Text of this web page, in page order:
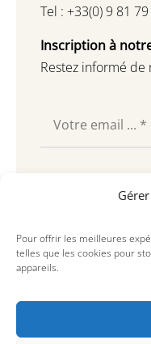
Pour offrir les meilleures
telles que les cookies pour
appareils.
Tel : +33(0) 9 81
Inscription à
Restez informé de